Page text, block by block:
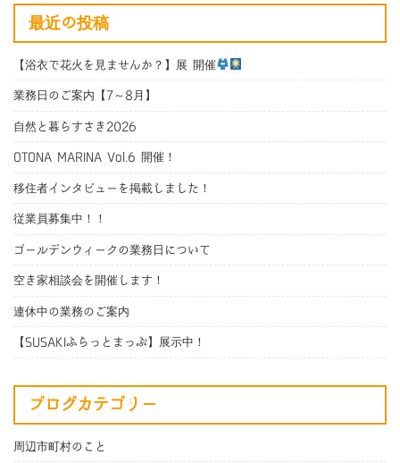
最近の投稿
【浴衣で花火を見ませんか？】展 開催
業務日のご案内【7～8月】
自然と暮らすさき2026
OTONA MARINA Vol.6 開催！
移住者インタビューを掲載しました！
従業員募集中！！
ゴールデンウィークの業務日について
空き家相談会を開催します！
連休中の業務のご案内
【SUSAKIふらっとまっぷ】展示中！
ブログカテゴリー
周辺市町村のこと